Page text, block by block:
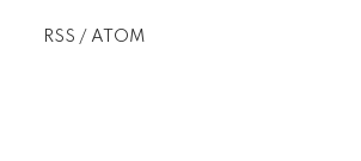
RSS / ATOM